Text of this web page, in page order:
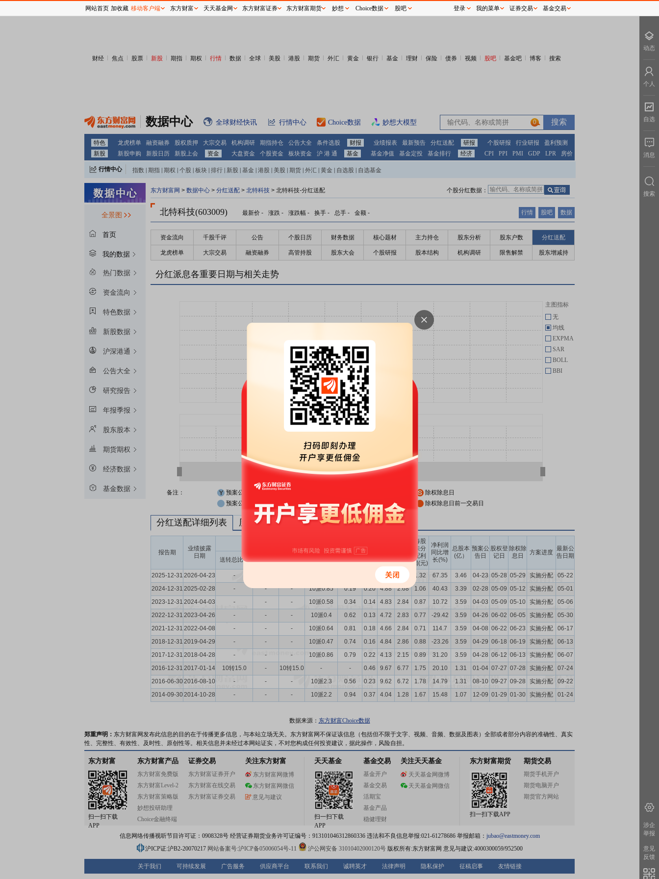
财经 焦点 股票 新股 期指 期权 行情 数据 全球 美股 港股 期货 外汇 黄金 银行 基金 理财 保险 债券 视频 股吧 基金吧 博客 搜索
数据中心 全球财经快讯 行情中心 Choice数据 妙想大模型 0
特色 龙虎榜单 融资融券 股权质押 大宗交易 机构调研 期指持仓 公告大全 条件选股 财报 业绩报表 最新预告 分红送配 研报 个股研报 行业研报
盈利预测
新股
新股申购 新股日历 新股上会 资金 大盘资金 个股资金 板块资金 沪 港 通 基金 基金净值 基金定投 基金排行 经济 CPI PPI PMI GDP LPR 房价
行情中心 指数 期指 期权 个股 板块 排行 新股 基金 港股 美股 期货 外汇 黄金 自选股 自选基金
全景图
首页
我的数据
热门数据
资金流向
特色数据
新股数据
沪深港通
公告大全
研究报告
年报季报
股东股本
期货期权
经济数据
基金数据
东方财富网 > 数据中心 > 分红送配 > 北特科技 > 北特科技-分红送配 个股分红数据：
北特科技(603009) 最新价 - 涨跌 - 涨跌幅 - 换手 - 总手 - 金额 - 行情 股吧 数据
资金流向 千股千评 公告 个股日历 财务数据 核心题材 主力持仓 股东分析 股东户数 分红送配
龙虎榜单 大宗交易 融资融券 高管持股 股东大会 个股研报 股本结构 机构调研 限售解禁 股东增减持
分红派息各重要日期与相关走势
主图指标
无
均线
EXPMA
SAR
BOLL
BBI
备注： 预案公布日
除权除息日
预案公布日前一交易日
股权登记日前一交易日 除权除息日前一交易日
分红送配详细列表 历次分红派息与涨跌幅表现
报告期
业绩披露
日期
收益
(元) 产(元) 金(元)
每股
未分
配利
润(元)
净利润
同比增
长(%)
总股本
(亿）
预案公
告日
股权登
记日
除权除
息日
方案进度
最新公
告日期
送转总比例 送股比例 转股比例
例
股息率
（%）
2025-12-31 2026-04-23 - 0.35 5.15 2.68 1.32 67.35 3.46 04-23 05-28 05-29 实施分配
05-22
2024-12-31 2025-02-28 - - - 10派0.85 0.19 0.20 4.88 2.68 1.06 40.43 3.39 02-28 05-09 05-12 实施分配
05-01
2023-12-31 2024-04-03 - - - 10派0.58 0.34 0.14 4.83 2.84 0.87 10.72 3.59 04-03 05-09 05-10 实施分配
05-06
2022-12-31 2023-04-26 - - - 10派0.4 0.62 0.13 4.72 2.83 0.77 -29.42 3.59 04-26 06-02 06-05 实施分配
05-30
2021-12-31 2022-04-08 - - - 10派0.64 0.81 0.18 4.66 2.84 0.71 114.7 3.59 04-08 06-22 06-23 实施分配
06-17
2018-12-31 2019-04-29 - - - 10派0.47 0.74 0.16 4.84 2.86 0.88 -23.26 3.59 04-29 06-18 06-19 实施分配
06-13
2017-12-31 2018-04-28 - - - 10派0.86 0.79 0.22 4.13 2.15 0.89 31.20 3.59 04-28 06-12 06-13 实施分配
06-07
2016-12-31 2017-01-14 10转15.0 - 10转15.0 - - 0.46 9.67 6.77 1.75 20.10 1.31 01-04 07-27 07-28 实施分配
07-24
2016-06-302016-08-10 - - - 10派2.3 0.56 0.23 9.62 6.72 1.78 14.79 1.31 08-10 09-27 09-28 实施分配
09-22
2014-09-302014-10-28 - - - 10派2.2 0.94 0.37 4.04 1.28 1.67 15.48 1.07 12-09 01-29 01-30 实施分配 01-24
数据来源： 东方财富Choice数据
郑重声明： 东方财富网发布此信息的目的在于传播更多信息，与本站立场无关。东方财富网不保证该信息（包括但不限于文字、视频、音频、数据及图表）全部或者部分内容的准确性、真实
性、完整性、有效性、及时性、原创性等。相关信息并未经过本网站证实，不对您构成任何投资建议，据此操作，风险自担。
东方财富
扫一扫下载
APP
东方财富产品
东方财富免费版
东方财富Level-2
东方财富策略版
妙想投研助理
Choice金融终端
证券交易
东方财富证券开户
东方财富在线交易
东方财富证券交易
关注东方财富
东方财富网微博
东方财富网微信
意见与建议
天天基金
扫一扫下载
APP
基金交易
基金开户
基金交易
活期宝
基金产品
稳健理财
关注天天基金
天天基金网微博
天天基金网微信
东方财富期货
扫一扫下载APP
期货交易
期货手机开户
期货电脑开户
期货官方网站
信息网络传播视听节目许可证：0908328号 经营证券期货业务许可证编号：913101046312860336 违法和不良信息举报:021-61278686 举报邮箱： jubao@eastmoney.com
沪ICP证:沪B2-20070217 网站备案号:沪ICP备05006054号-11 沪公网安备 31010402000120号版权所有:东方财富网 意见与建议:4000300059/952500
关于我们 可持续发展 广告服务 供应商平台 联系我们 诚聘英才 法律声明 隐私保护 征稿启事 友情链接
网站首页 加收藏 移动客户端 东方财富 天天基金网 东方财富证券 东方财富期货 妙想 Choice数据 股吧 登录 我的菜单 证券交易 基金交易
动态
个人
自选
消息
搜索
涉企
举报
意见
反馈